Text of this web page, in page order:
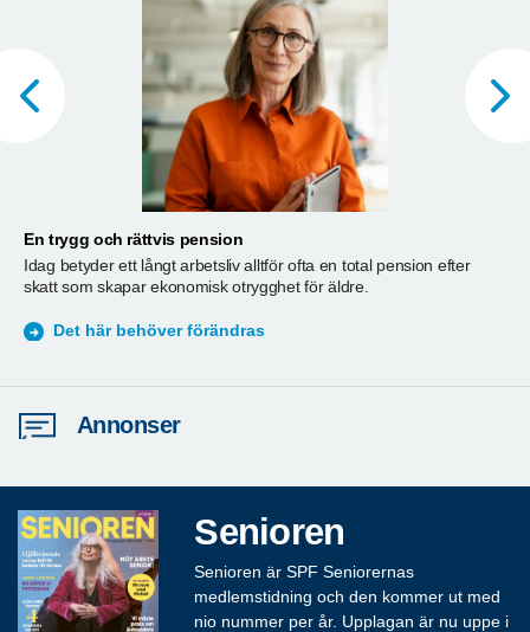
En trygg och rättvis pension
Idag betyder ett långt arbetsliv alltför ofta en total pension efter
skatt som skapar ekonomisk otrygghet för äldre.
Det här behöver förändras
Annonser
Senioren
Senioren är SPF Seniorernas
medlemstidning och den kommer ut med
nio nummer per år. Upplagan är nu uppe i